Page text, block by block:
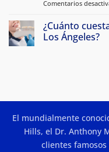
y
de
sonrisa
las
porcelana
Comentarios
¿Cuánto
Los Ángeles?
porcelana
Los
El mundialmente
Hills, el Dr. Anthony
clientes